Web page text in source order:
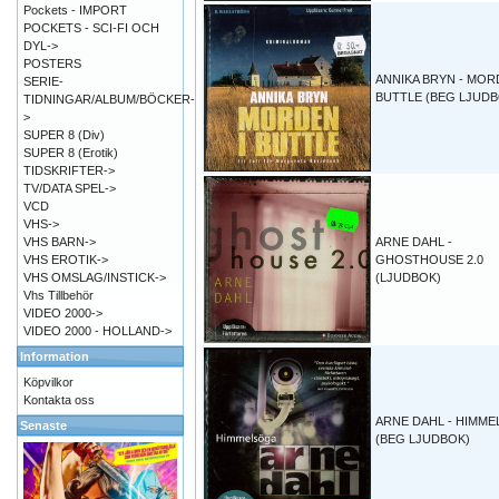
ANNIKA BRYN -
BUTTLE (BEG
ARNE DAHL -
GHOSTHOUSE 2.0
(LJUDBOK)
ARNE DAHL -
(BEG LJUDBOK)
Pockets - IMPORT
POCKETS - SCI-FI OCH
DYL->
POSTERS
SERIE-
TIDNINGAR/ALBUM/BÖCKER-
>
SUPER 8 (Div)
SUPER 8 (Erotik)
TIDSKRIFTER->
TV/DATA SPEL->
VCD
VHS->
VHS BARN->
VHS EROTIK->
VHS OMSLAG/INSTICK->
Vhs Tillbehör
VIDEO 2000->
VIDEO 2000 - HOLLAND->
Information
Köpvilkor
Kontakta oss
Senaste